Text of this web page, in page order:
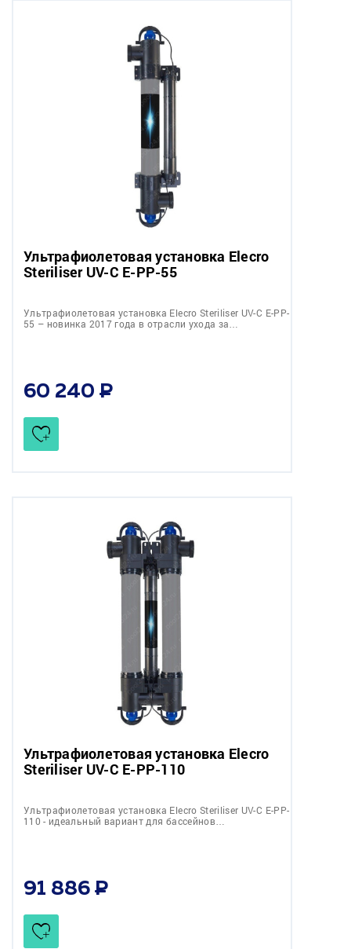
Ультрафиолетовая установка Elecro
Steriliser UV-C E-PP-55
Ультрафиолетовая установка Elecro Steriliser UV-C E-PP-
55 – новинка 2017 года в отрасли ухода за…
60 240
Ультрафиолетовая установка Elecro
Steriliser UV-C E-PP-110
Ультрафиолетовая установка Elecro Steriliser UV-C E-PP-
110 - идеальный вариант для бассейнов…
91 886